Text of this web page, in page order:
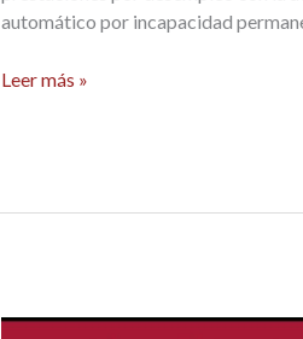
automático por incapacidad
Leer más »
Ya